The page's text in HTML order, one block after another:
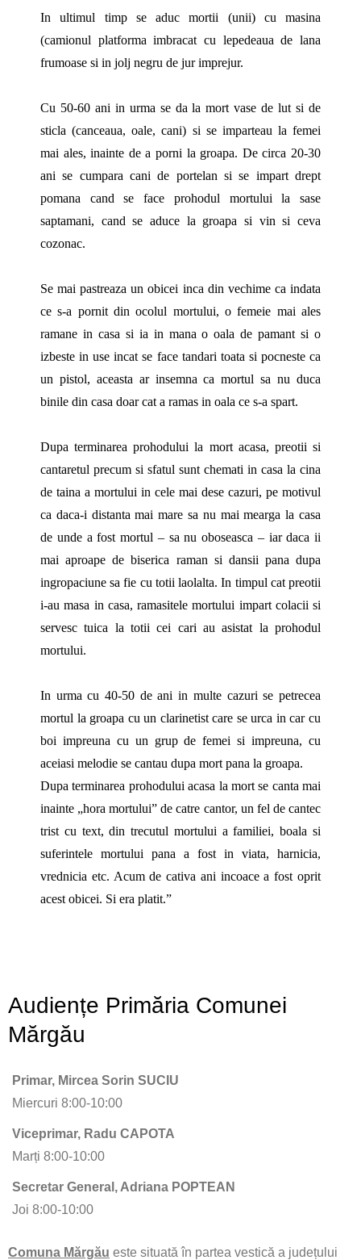
In ultimul timp se aduc mortii (unii) cu masina
(camionul platforma imbracat cu lepedeaua de lana
frumoase si in jolj negru de jur imprejur.
Cu 50-60 ani in urma se da la mort vase de lut si de
sticla (canceaua, oale, cani) si se imparteau la femei
mai ales, inainte de a porni la groapa. De circa 20-30
ani se cumpara cani de portelan si se impart drept
pomana cand se face prohodul mortului la sase
saptamani, cand se aduce la groapa si vin si ceva
cozonac.
Se mai pastreaza un obicei inca din vechime ca indata
ce s-a pornit din ocolul mortului, o femeie mai ales
ramane in casa si ia in mana o oala de pamant si o
izbeste in use incat se face tandari toata si pocneste ca
un pistol, aceasta ar insemna ca mortul sa nu duca
binile din casa doar cat a ramas in oala ce s-a spart.
Dupa terminarea prohodului la mort acasa, preotii si
cantaretul precum si sfatul sunt chemati in casa la cina
de taina a mortului in cele mai dese cazuri, pe motivul
ca daca-i distanta mai mare sa nu mai mearga la casa
de unde a fost mortul – sa nu oboseasca – iar daca ii
mai aproape de biserica raman si dansii pana dupa
ingropaciune sa fie cu totii laolalta. In timpul cat preotii
i-au masa in casa, ramasitele mortului impart colacii si
servesc tuica la totii cei cari au asistat la prohodul
mortului.
In urma cu 40-50 de ani in multe cazuri se petrecea
mortul la groapa cu un clarinetist care se urca in car cu
boi impreuna cu un grup de femei si impreuna, cu
aceiasi melodie se cantau dupa mort pana la groapa.
Dupa terminarea prohodului acasa la mort se canta mai
inainte „hora mortului” de catre cantor, un fel de cantec
trist cu text, din trecutul mortului a familiei, boala si
suferintele mortului pana a fost in viata, harnicia,
vrednicia etc. Acum de cativa ani incoace a fost oprit
acest obicei. Si era platit.”
Audiențe Primăria Comunei
Mărgău
Primar, Mircea Sorin SUCIU
Miercuri 8:00-10:00
Viceprimar, Radu CAPOTA
Marți 8:00-10:00
Secretar General, Adriana POPTEAN
Joi 8:00-10:00
Comuna Mărgău este situată în partea vestică a județului